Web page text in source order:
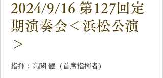
2024/9/16 第127回定
期演奏会＜浜松公演
＞
指揮：高関 健（首席指揮者）